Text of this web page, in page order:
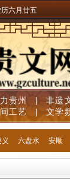
六月廿五
贵州 | 非遗
工艺 | 文学
六盘水 安顺